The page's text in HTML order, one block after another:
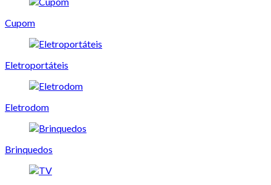
Cupom
Eletroportáteis
Eletrodom
Brinquedos